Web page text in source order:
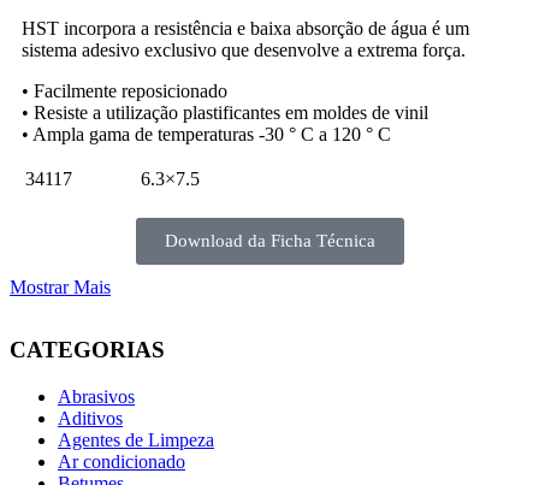
HST incorpora a resistência e baixa absorção de água é um
sistema adesivo exclusivo que desenvolve a extrema força.
• Facilmente reposicionado
• Resiste a utilização plastificantes em moldes de vinil
• Ampla gama de temperaturas -30 ° C a 120 ° C
34117 6.3×7.5
Download da Ficha Técnica
Mostrar Mais
CATEGORIAS
Abrasivos
Aditivos
Agentes de Limpeza
Ar condicionado